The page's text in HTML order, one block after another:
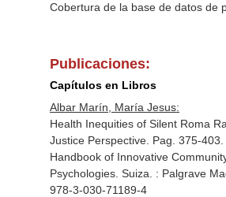
Cobertura de la base de datos de
Publicaciones:
Capítulos en Libros
Albar Marín, María Jesus:
Health Inequities of Silent Roma
Justice Perspective. Pag. 375-403.
Handbook of Innovative
Psychologies. Suiza. : Palgrave
978-3-030-71189-4